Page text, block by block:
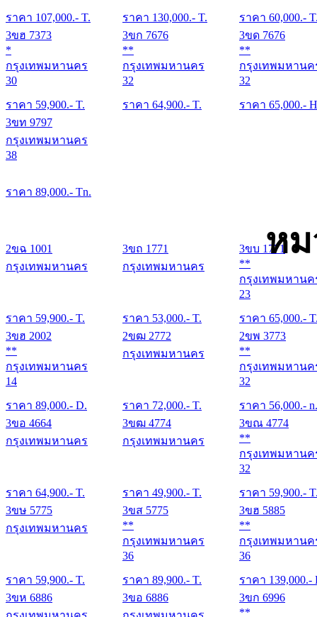
ราคา 107,000.- T. ราคา 130,000.- T.
ราคา 60,000.-
3ขฮ 7373
*
กรุงเทพมหานคร
30
ราคา 59,900.- T.
3ขก 7676
**
กรุงเทพมหานคร
32
ราคา 64,900.- T.
3ขด 7676
**
กรุงเทพมหานค
32
ราคา 65,000.-
3ขท 9797
กรุงเทพมหานคร
38
ราคา 89,000.- Tn.
หม
2ขฉ 1001
กรุงเทพมหานคร
ราคา 59,900.- T.
3ขถ 1771
กรุงเทพมหานคร
ราคา 53,000.- T.
3ขบ 1771
**
กรุงเทพมหานค
23
ราคา 65,000.-
3ขฮ 2002
**
กรุงเทพมหานคร
14
ราคา 89,000.- D.
2ขฒ 2772
กรุงเทพมหานคร
ราคา 72,000.- T.
2ขพ 3773
**
กรุงเทพมหานค
32
ราคา 56,000.- n.
3ขอ 4664
กรุงเทพมหานคร
ราคา 64,900.- T.
3ขฒ 4774
กรุงเทพมหานคร
ราคา 49,900.- T.
3ขณ 4774
**
กรุงเทพมหานค
32
ราคา 59,900.-
3ขษ 5775
กรุงเทพมหานคร
ราคา 59,900.- T.
3ขส 5775
**
กรุงเทพมหานคร
36
ราคา 89,900.- T.
3ขฮ 5885
**
กรุงเทพมหานค
36
ราคา 139,000.-
3ขห 6886
3ขอ 6886
3ขก 6996
**